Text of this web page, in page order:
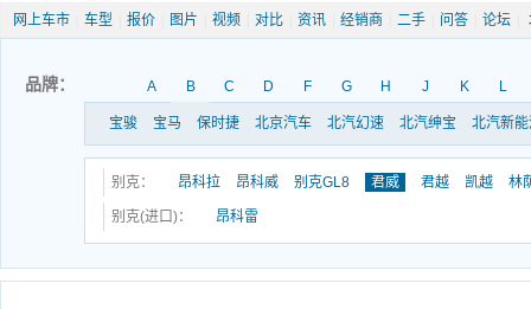
网上车市 车型 报价 图片 视频 对比 资讯 经销商 二手 问答 论坛
品牌： A B C D F G H J K L
宝骏 宝马 保时捷 北京汽车 北汽幻速 北汽绅宝 北汽新
别克： 昂科拉 昂科威 别克GL8 君威 君越 凯越 林
别克(进口)： 昂科雷